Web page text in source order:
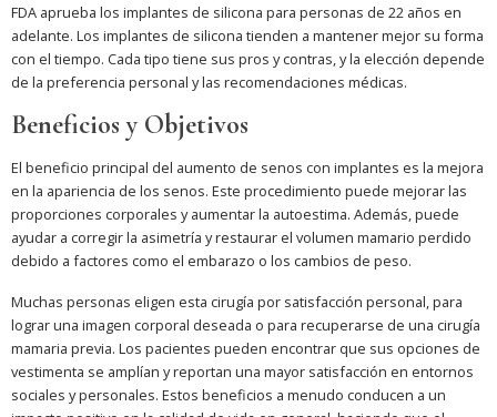
FDA aprueba los implantes de silicona para personas de 22 años en
adelante. Los implantes de silicona tienden a mantener mejor su forma
con el tiempo. Cada tipo tiene sus pros y contras, y la elección depende
de la preferencia personal y las recomendaciones médicas.
Beneficios y Objetivos
El beneficio principal del aumento de senos con implantes es la mejora
en la apariencia de los senos. Este procedimiento puede mejorar las
proporciones corporales y aumentar la autoestima. Además, puede
ayudar a corregir la asimetría y restaurar el volumen mamario perdido
debido a factores como el embarazo o los cambios de peso.
Muchas personas eligen esta cirugía por satisfacción personal, para
lograr una imagen corporal deseada o para recuperarse de una cirugía
mamaria previa. Los pacientes pueden encontrar que sus opciones de
vestimenta se amplían y reportan una mayor satisfacción en entornos
sociales y personales. Estos beneficios a menudo conducen a un